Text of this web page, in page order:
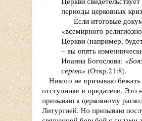
периоды церковных
Если итоговые
«всемирного
Церкви (например, будет
– вы опять изменнически
Иоанна Богослова:
серою» (Откр.21:8).
Никого не призываю бежать
отступники и предатели.
призываю к церковному
Литургией. Но призываю